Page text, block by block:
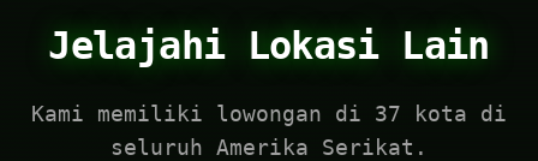
Jelajahi Lokasi Lain
Kami memiliki lowongan di 37 kota di
seluruh Amerika Serikat.